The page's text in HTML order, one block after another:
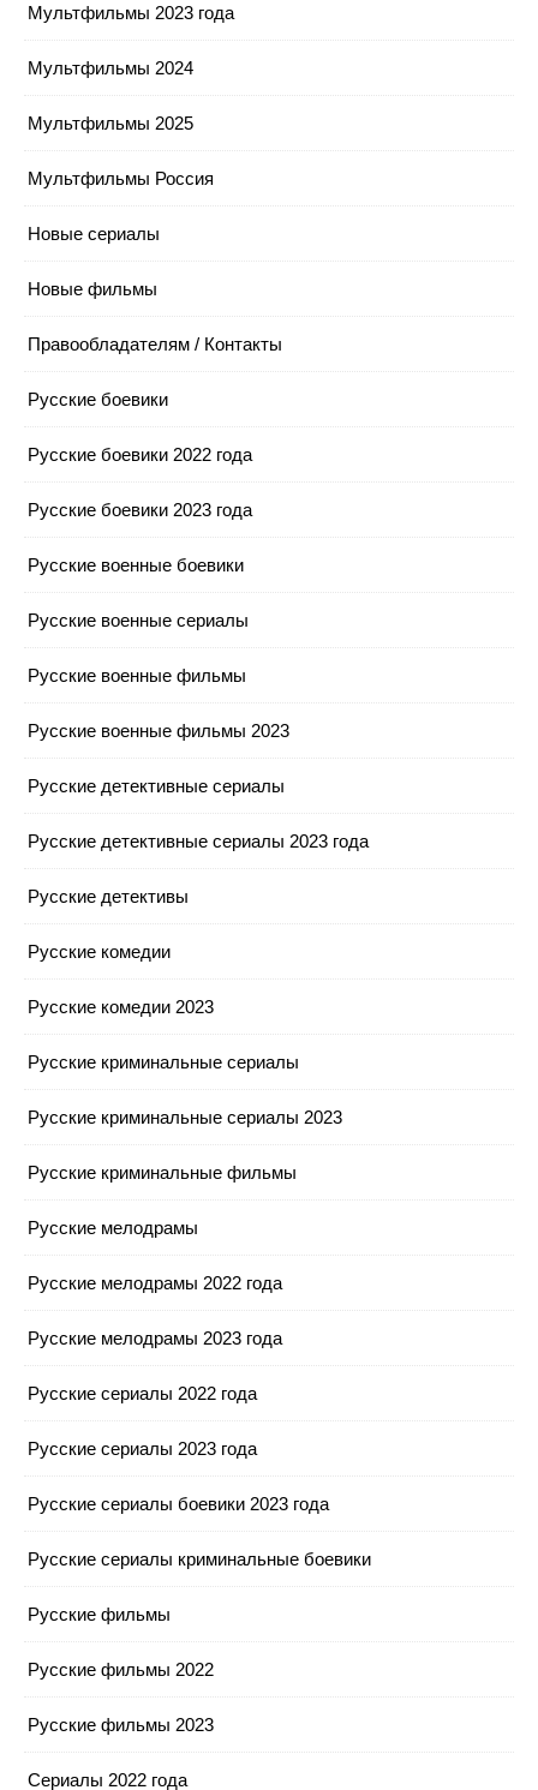
Мультфильмы 2023 года
Мультфильмы 2024
Мультфильмы 2025
Мультфильмы Россия
Новые сериалы
Новые фильмы
Правообладателям / Контакты
Русские боевики
Русские боевики 2022 года
Русские боевики 2023 года
Русские военные боевики
Русские военные сериалы
Русские военные фильмы
Русские военные фильмы 2023
Русские детективные сериалы
Русские детективные сериалы 2023 года
Русские детективы
Русские комедии
Русские комедии 2023
Русские криминальные сериалы
Русские криминальные сериалы 2023
Русские криминальные фильмы
Русские мелодрамы
Русские мелодрамы 2022 года
Русские мелодрамы 2023 года
Русские сериалы 2022 года
Русские сериалы 2023 года
Русские сериалы боевики 2023 года
Русские сериалы криминальные боевики
Русские фильмы
Русские фильмы 2022
Русские фильмы 2023
Сериалы 2022 года